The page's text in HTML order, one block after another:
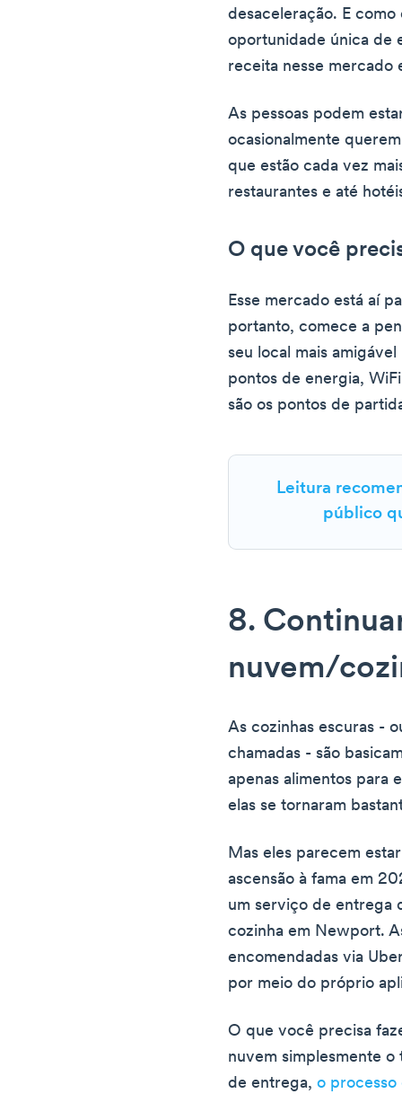
desaceleração. E
oportunidade única de
receita nesse mercado
As pessoas podem
ocasionalmente
que estão cada vez
restaurantes e até
O que você
Esse mercado está aí
portanto, comece a
seu local mais
pontos de energia,
são os pontos de
Leitura
público
8.
nuvem/
As cozinhas escuras -
chamadas - são
apenas alimentos para
elas se tornaram
Mas eles parecem
ascensão à fama em
um serviço de entrega
cozinha em Newport.
encomendadas via
por meio do próprio
O que você precisa
nuvem simplesmente
de entrega,o processo